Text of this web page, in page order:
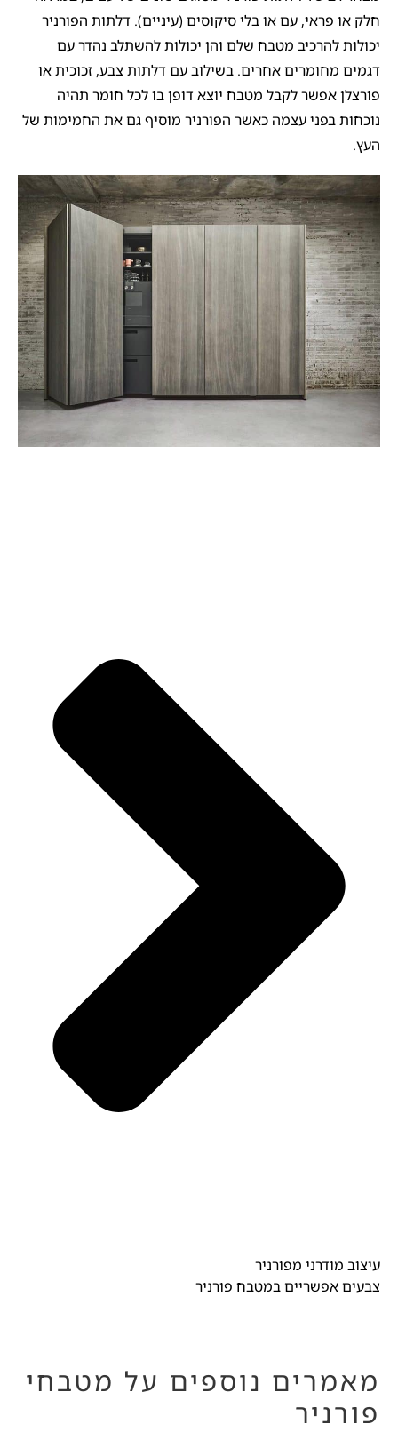
חלק או פראי, עם או בלי סיקוסים (עיניים). דלתות הפורניר
יכולות להרכיב מטבח שלם והן יכולות להשתלב נהדר עם
דגמים מחומרים אחרים. בשילוב עם דלתות צבע, זכוכית או
פורצלן אפשר לקבל מטבח יוצא דופן בו לכל חומר תהיה
נוכחות בפני עצמה כאשר הפורניר מוסיף גם את החמימות של
העץ.
עיצוב מודרני מפורניר
צבעים אפשריים במטבח פורניר
מאמרים נוספים על מטבחי
פורניר